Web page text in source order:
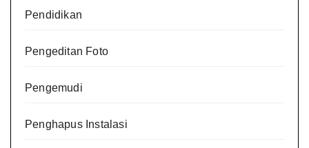
Pendidikan
Pengeditan Foto
Pengemudi
Penghapus Instalasi